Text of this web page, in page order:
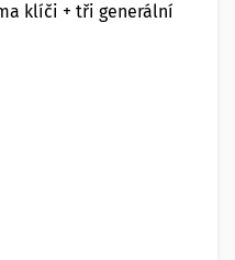
klíči + tři generální